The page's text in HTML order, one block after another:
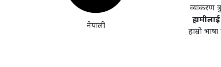
नेपाली
व्याकरण
हाम्रो